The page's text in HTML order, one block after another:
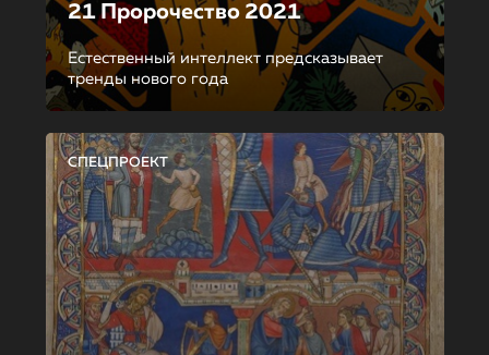
21 Пророчество 2021
Естественный интеллект предсказывает
тренды нового года
СПЕЦПРОЕКТ